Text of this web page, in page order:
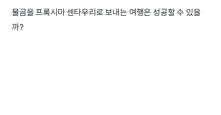
물곰을 프록시마 센타우리로 보내는 여행은 성공할 수 있을
까?